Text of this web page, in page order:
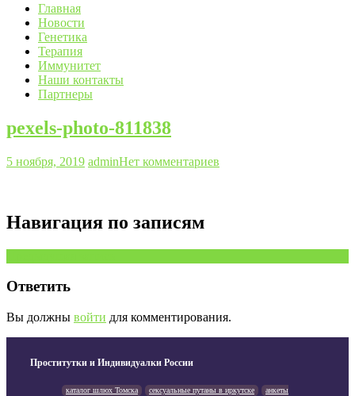
Главная
Новости
Генетика
Терапия
Иммунитет
Наши контакты
Партнеры
pexels-photo-811838
5 ноября, 2019 adminНет комментариев
Навигация по записям
Ответить
Вы должны войти для комментирования.
Проститутки и Индивидуалки России
каталог шлюх Томска сексуальные путаны в иркутске
анкеты